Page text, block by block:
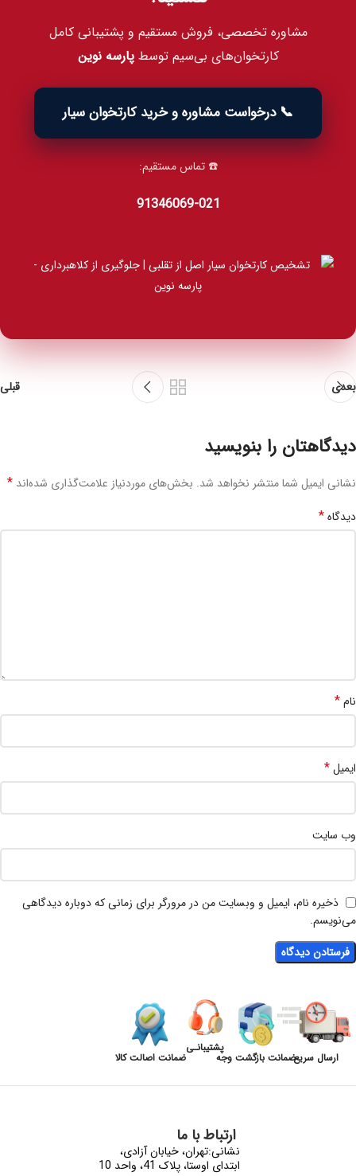
مشاوره تخصصی، فروش مستقیم و پشتیبانی کامل
کارتخوان‌های بی‌سیم توسطپارسه نوین
📞 درخواست مشاوره و خرید کارتخوان سیار
☎️ تماس مستقیم:
021‑91346069
بعدی قبلی
دیدگاهتان را بنویسید
نشانی ایمیل شما منتشر نخواهد شد. بخش‌های موردنیاز علامت‌گذاری شده‌اند *
دیدگاه*
نام*
ایمیل*
وب‌ سایت
ذخیره نام، ایمیل و وبسایت من در مرورگر برای زمانی که دوباره دیدگاهی
می‌نویسم.
ارسال سریعضمانت بازگشت وجه
پشتیبانـی
ضمانت اصالت کالا
ارتباط با ما
نشانی:تهران، خیابان آزادی،
ابتدای اوستا، پلاک 41، واحد 10